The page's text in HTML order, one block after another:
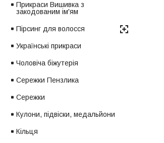
Прикраси Вишивка з
закодованим ім'ям
Пірсинг для волосся
Українські прикраси
Чоловіча біжутерія
Сережки Пензлика
Сережки
Кулони, підвіски, медальйони
Кільця